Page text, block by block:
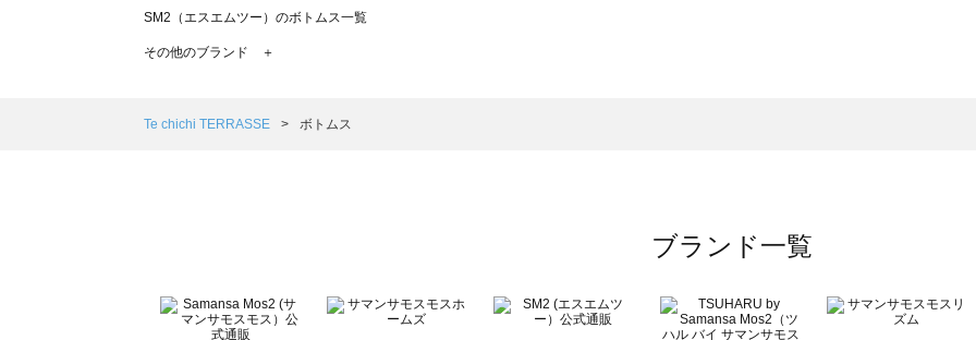
SM2（エスエムツー）のボトムス一覧
TSUHARU by Samansa Mos2（ツハルバイサマンサモスモス）のボトムス一覧
Samansa Mos2 Lagom（サマンサモスモス ラーゴム）のボトムス一覧
BETTY'S BLUE（べティーズブルー）のボトムス一覧
Wpc.（ワールドパーティー）のボトムス一覧
その他のブランド ＋
Te chichi TERRASSE ボトムス
ブランド一覧